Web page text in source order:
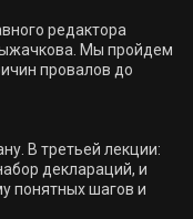
редактора
Мы пройдем
провалов до
В третьей лекции:
деклараций, и
понятных шагов и